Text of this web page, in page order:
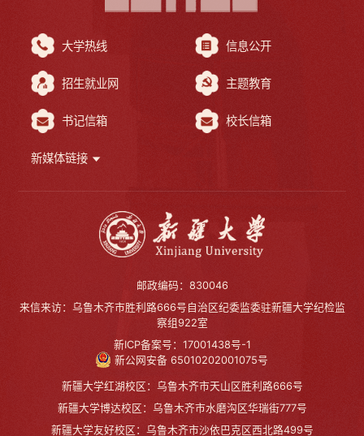
大学热线 信息公开
招生就业网 主题教育
书记信箱 校长信箱
新媒体链接
邮政编码：830046
来信来访：乌鲁木齐市胜利路666号自治区纪委监委驻新疆大学纪检监
察组922室
新ICP备案号：17001438号-1
新公网安备 65010202001075号
新疆大学红湖校区：乌鲁木齐市天山区胜利路666号
新疆大学博达校区：乌鲁木齐市水磨沟区华瑞街777号
新疆大学友好校区：乌鲁木齐市沙依巴克区西北路499号